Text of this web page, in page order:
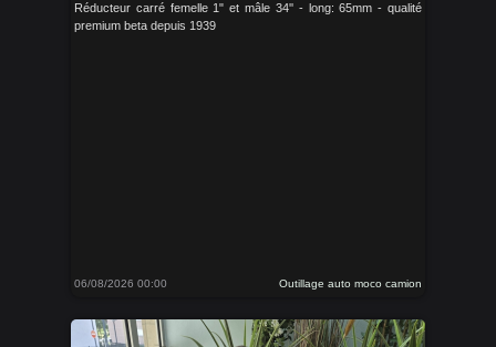
Réducteur carré femelle 1" et mâle 34'' - long: 65mm - qualité
premium beta depuis 1939
06/08/2026 00:00 Outillage auto moco camion